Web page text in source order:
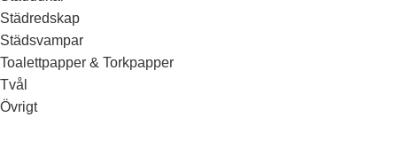
Städredskap
Städsvampar
Toalettpapper & Torkpapper
Tvål
Övrigt